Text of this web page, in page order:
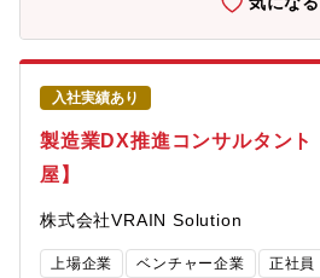
系列解析＞・設備センサデータを用い
成品の異音検査＜自然言語処理＞・特
索・ナレッジグラフ生成＜数理最適化
化・配送計画最適化・設備制御最適化
設立のスタートアップで、設立4年目で
げた企業です！・売上・利益ともに前
月期は過去最高益。今期も売上47%増
的なスピード感で会社が拡大中。営業
代前半の若手社員から50代社員まで年
在籍して活躍しており、ボードメンバ
手銀行出身者で構成され、スタートア
入社実績あり
製造業DX推進コンサルタン
屋】
株式会社VRAIN Solution
上場企業 ベンチャー企業 正社員